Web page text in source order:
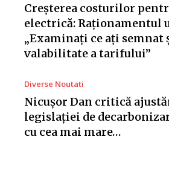
Creșterea costurilor
electrică: Raționamentul
„Examinați ce ați semnat
valabilitate a tarifului”
Diverse Noutati
Nicușor Dan critică
legislației de
cu cea mai mare…